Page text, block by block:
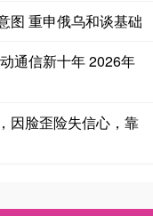
图 重申俄乌和谈基础
通信新十年 2026年
因脸歪险失信心，靠